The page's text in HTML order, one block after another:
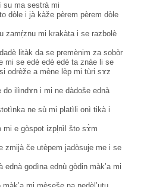
su ma sestrà mi
dòle i jà kàže pèrem pèrem dòle
zamṛ̀znu mi krakàta i se razbolè
litàk da se premènim za sobòr
mi se edè edè edè ta znàe li se
odrèže a mène lèp mi tùri sɤz
do ilìndɤn i mi ne dàdoše ednà
ne sù mi platìli onì tikà i
mi e gòspot izpḷnìl što sɤ̀m
zmijà če utèpem jadòsuje me i se
ednà godìna ednù gòdin màk’a mi